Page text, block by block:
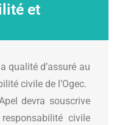
et
qualité d’assuré au
civile de l’Ogec.
devra souscrive
civile